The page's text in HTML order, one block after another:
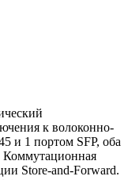
к волоконно-
и 1 портом SFP, оба
Коммутационная
Store-and-Forward.